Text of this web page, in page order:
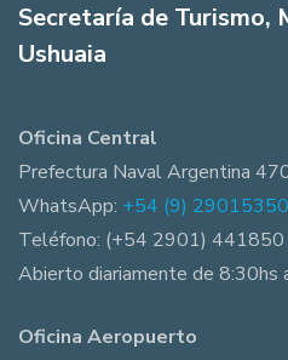
Secretaría de Turismo,
Ushuaia
Oficina Central
Prefectura Naval Argentina
WhatsApp: +54 (9)
Teléfono: (+54 2901) 441850
Abierto diariamente de 8:30hs
Oficina Aeropuerto